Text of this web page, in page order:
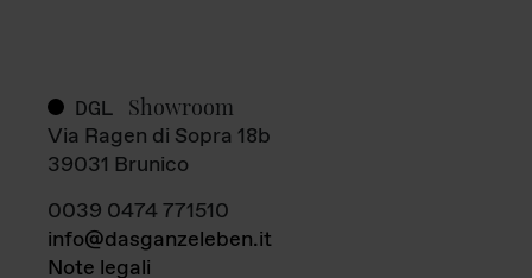
DGL Showroom
Via Ragen di Sopra 18b
39031 Brunico
0039 0474 771510
info@dasganzeleben.it
Note legali